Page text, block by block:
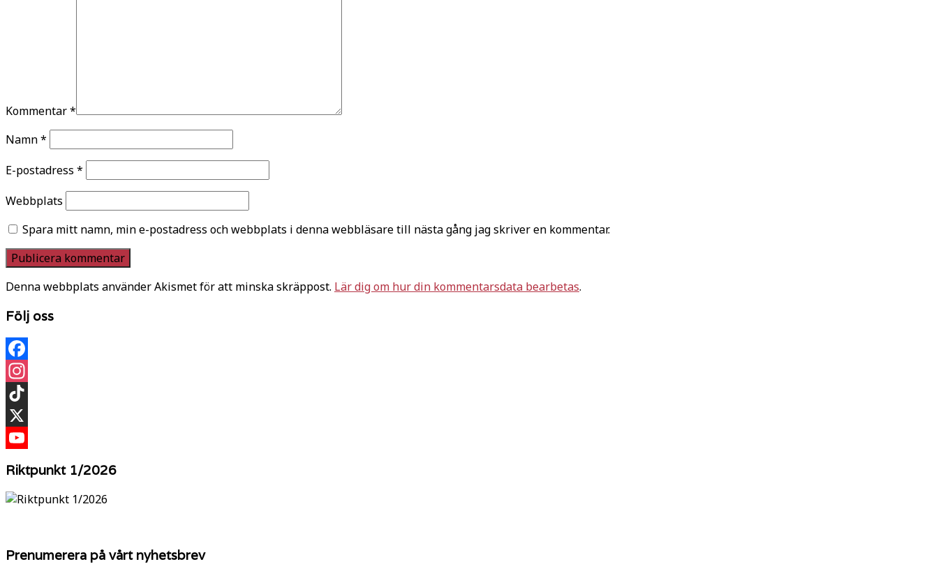
Kommentar*
Namn*
E-postadress *
Webbplats
Spara mitt namn, min e-postadress och webbplats i denna webbläsare till nästa gång jag skriver en kommentar.
Denna webbplats använder Akismet för att minska skräppost. Lär dig om hur din kommentarsdata bearbetas.
Följ oss
Facebook
Instagram
TikTok
X
Riktpunkt 1/2026
Prenumerera på vårt nyhetsbrev